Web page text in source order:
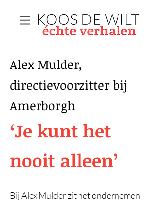
Alex Mulder,
directievoorzitter bij
Amerborgh
‘Je kunt het
nooit alleen’
Bij Alex Mulder zit het ondernemen